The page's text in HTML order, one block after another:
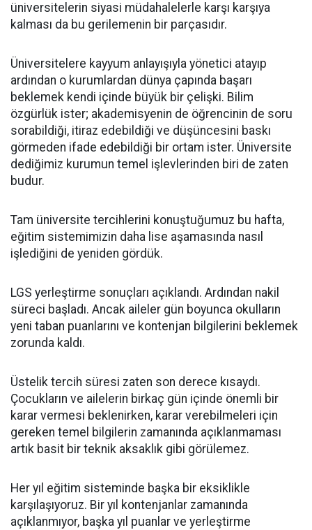
üniversitelerin siyasi müdahalelerle karşı karşıya
kalması da bu gerilemenin bir parçasıdır.
Üniversitelere kayyum anlayışıyla yönetici atayıp
ardından o kurumlardan dünya çapında başarı
beklemek kendi içinde büyük bir çelişki. Bilim
özgürlük ister; akademisyenin de öğrencinin de soru
sorabildiği, itiraz edebildiği ve düşüncesini baskı
görmeden ifade edebildiği bir ortam ister. Üniversite
dediğimiz kurumun temel işlevlerinden biri de zaten
budur.
Tam üniversite tercihlerini konuştuğumuz bu hafta,
eğitim sistemimizin daha lise aşamasında nasıl
işlediğini de yeniden gördük.
LGS yerleştirme sonuçları açıklandı. Ardından nakil
süreci başladı. Ancak aileler gün boyunca okulların
yeni taban puanlarını ve kontenjan bilgilerini beklemek
zorunda kaldı.
Üstelik tercih süresi zaten son derece kısaydı.
Çocukların ve ailelerin birkaç gün içinde önemli bir
karar vermesi beklenirken, karar verebilmeleri için
gereken temel bilgilerin zamanında açıklanmaması
artık basit bir teknik aksaklık gibi görülemez.
Her yıl eğitim sisteminde başka bir eksiklikle
karşılaşıyoruz. Bir yıl kontenjanlar zamanında
açıklanmıyor, başka yıl puanlar ve yerleştirme